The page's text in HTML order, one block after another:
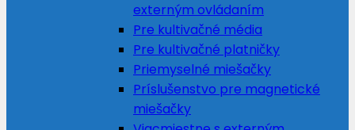
externým ovládaním
Pre kultivačné média
Pre kultivačné platničky
Priemyselné miešačky
Príslušenstvo pre magnetické
miešačky